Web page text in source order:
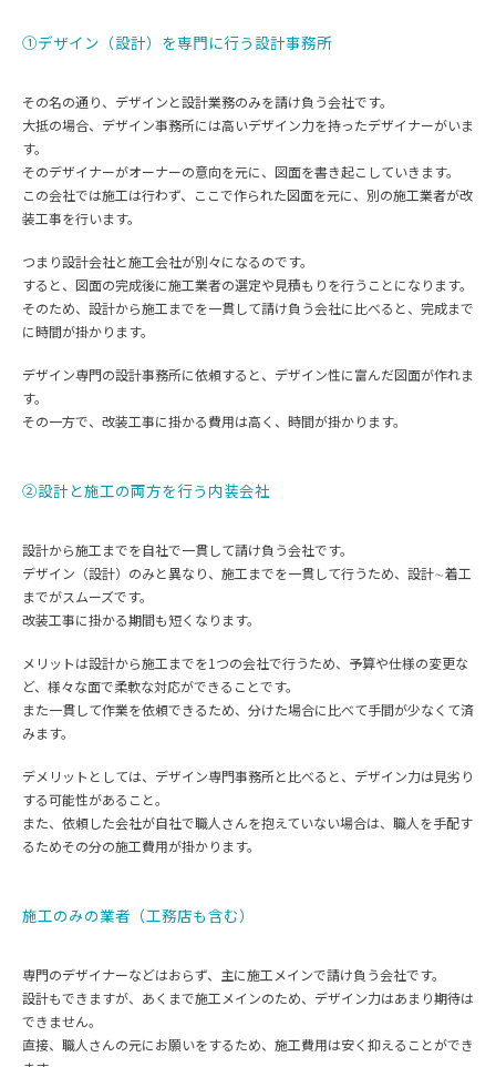
①デザイン（設計）を専門に行う設計事務所
その名の通り、デザインと設計業務のみを請け負う会社です。
大抵の場合、デザイン事務所には高いデザイン力を持ったデザイナーがいま
す。
そのデザイナーがオーナーの意向を元に、図面を書き起こしていきます。
この会社では施工は行わず、ここで作られた図面を元に、別の施工業者が改
装工事を行います。
つまり設計会社と施工会社が別々になるのです。
すると、図面の完成後に施工業者の選定や見積もりを行うことになります。
そのため、設計から施工までを一貫して請け負う会社に比べると、完成まで
に時間が掛かります。
デザイン専門の設計事務所に依頼すると、デザイン性に富んだ図面が作れま
す。
その一方で、改装工事に掛かる費用は高く、時間が掛かります。
②設計と施工の両方を行う内装会社
設計から施工までを自社で一貫して請け負う会社です。
デザイン（設計）のみと異なり、施工までを一貫して行うため、設計∼着工
までがスムーズです。
改装工事に掛かる期間も短くなります。
メリットは設計から施工までを1つの会社で行うため、予算や仕様の変更な
ど、様々な面で柔軟な対応ができることです。
また一貫して作業を依頼できるため、分けた場合に比べて手間が少なくて済
みます。
デメリットとしては、デザイン専門事務所と比べると、デザイン力は見劣り
する可能性があること。
また、依頼した会社が自社で職人さんを抱えていない場合は、職人を手配す
るためその分の施工費用が掛かります。
施工のみの業者（工務店も含む）
専門のデザイナーなどはおらず、主に施工メインで請け負う会社です。
設計もできますが、あくまで施工メインのため、デザイン力はあまり期待は
できません。
直接、職人さんの元にお願いをするため、施工費用は安く抑えることができ